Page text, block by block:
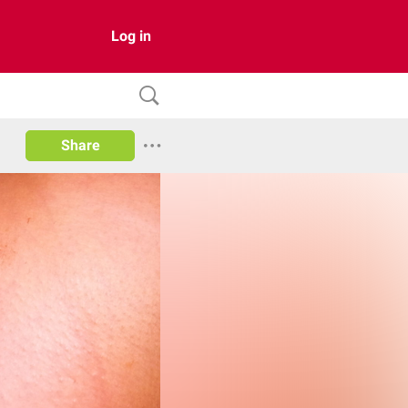
Log in
Share